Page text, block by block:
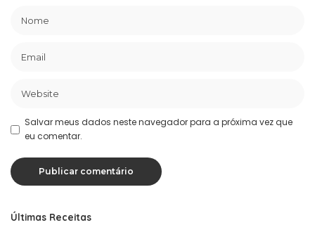
Salvar meus dados neste navegador para a próxima vez que
eu comentar.
Últimas Receitas